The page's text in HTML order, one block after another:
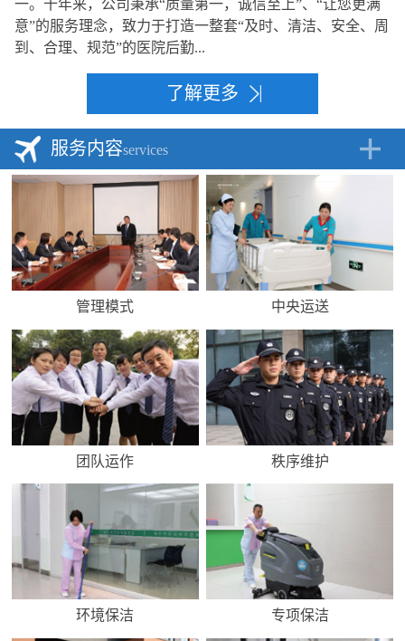
一。十年来，公司秉承“质量第一，诚信至上”、“让您更满
意”的服务理念，致力于打造一整套“及时、清洁、安全、周
到、合理、规范”的医院后勤...
了解更多
服务内容services
管理模式 中央运送
团队运作 秩序维护
环境保洁 专项保洁